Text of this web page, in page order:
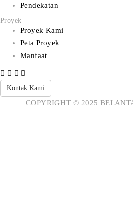
Pendekatan
Proyek
Proyek Kami
Peta Proyek
Manfaat
Kontak Kami
COPYRIGHT © 2025